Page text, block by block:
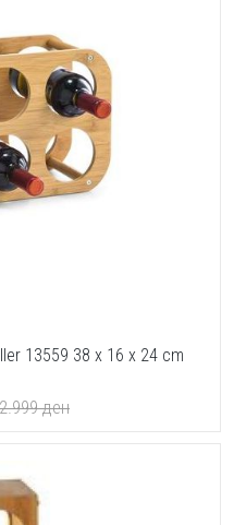
13559 38 x 16 x 24 cm
2.999ден